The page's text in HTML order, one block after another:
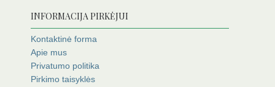
INFORMACIJA PIRKĖJUI
Kontaktinė forma
Apie mus
Privatumo politika
Pirkimo taisyklės